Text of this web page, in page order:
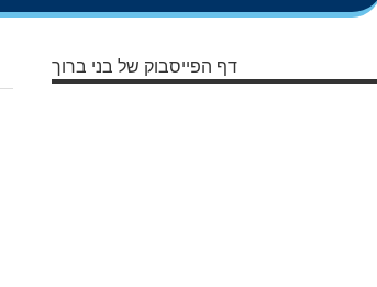
דף הפייסבוק של בני ברוך